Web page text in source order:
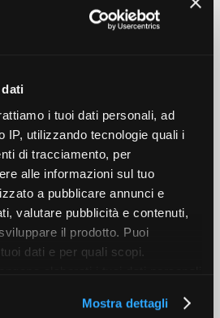
i tuoi dati personali, ad
IP, utilizzando tecnologie quali i
di tracciamento, per
alle informazioni sul tuo
a pubblicare annunci e
valutare pubblicità e contenuti,
il prodotto. Puoi
dati e per quali scopi.
il tuo consenso in qualsiasi
Mostra dettagli
ha affidato a KetchUP Adv
DEM per sostenere
con l’aggiunta
strutture